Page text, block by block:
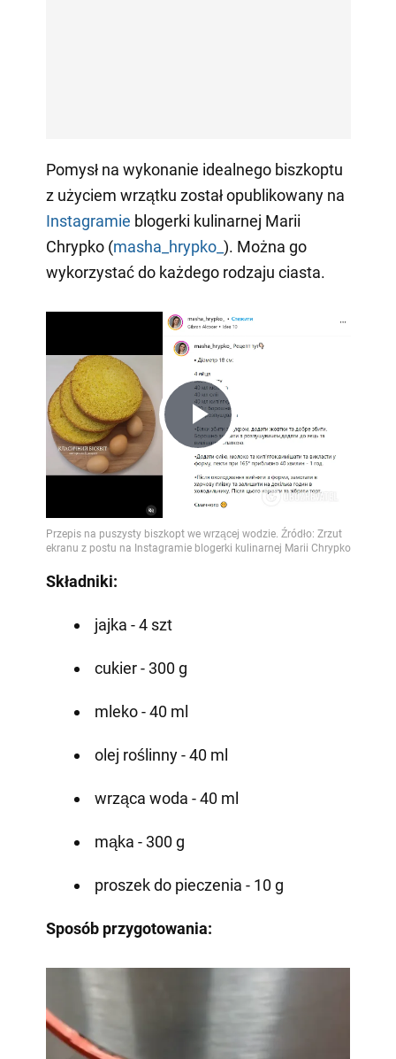
Pomysł na wykonanie idealnego biszkoptu
z użyciem wrzątku został opublikowany na
Instagramie blogerki kulinarnej Marii
Chrypko (masha_hrypko_ ). Można go
wykorzystać do każdego rodzaju ciasta.
Play
Video
Składniki:
jajka - 4 szt
cukier - 300 g
mleko - 40 ml
olej roślinny - 40 ml
wrząca woda - 40 ml
mąka - 300 g
proszek do pieczenia - 10 g
Sposób przygotowania: